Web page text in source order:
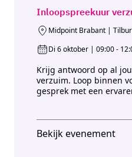
Inloopspreekuur
Midpoint Brabant |
Di 6 oktober | 09:00 -
Krijg antwoord op al
verzuim. Loop binnen
gesprek met een
Bekijk evenement